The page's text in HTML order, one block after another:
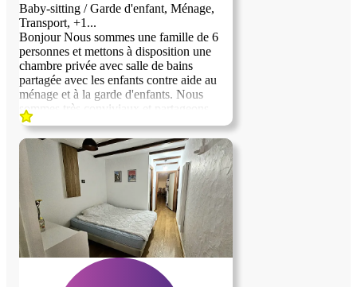
Baby-sitting / Garde d'enfant, Ménage,
Transport, +1...
Bonjour Nous sommes une famille de 6
personnes et mettons à disposition une
chambre privée avec salle de bains
partagée avec les enfants contre aide au
ménage et à la garde d'enfants. Nous
sommes très conviviaux et partageons
volontiers des discussions, sorties et
voyage. Nous recherchons un membre de
la famille supplémentaire contre aide à la
maison comme tous les autres membres.